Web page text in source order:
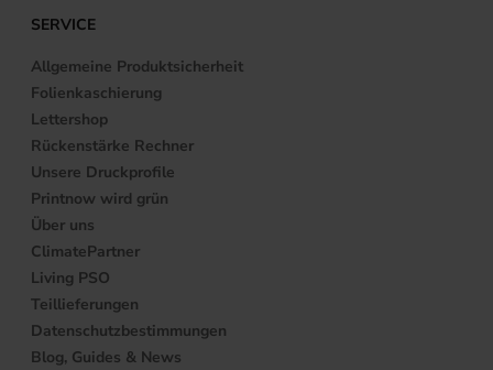
SERVICE
Allgemeine Produktsicherheit
Folienkaschierung
Lettershop
Rückenstärke Rechner
Unsere Druckprofile
Printnow wird grün
Über uns
ClimatePartner
Living PSO
Teillieferungen
Datenschutzbestimmungen
Blog, Guides & News